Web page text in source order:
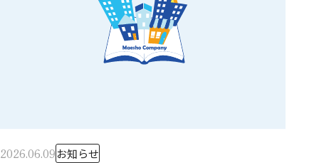
2026.06.09お知らせ